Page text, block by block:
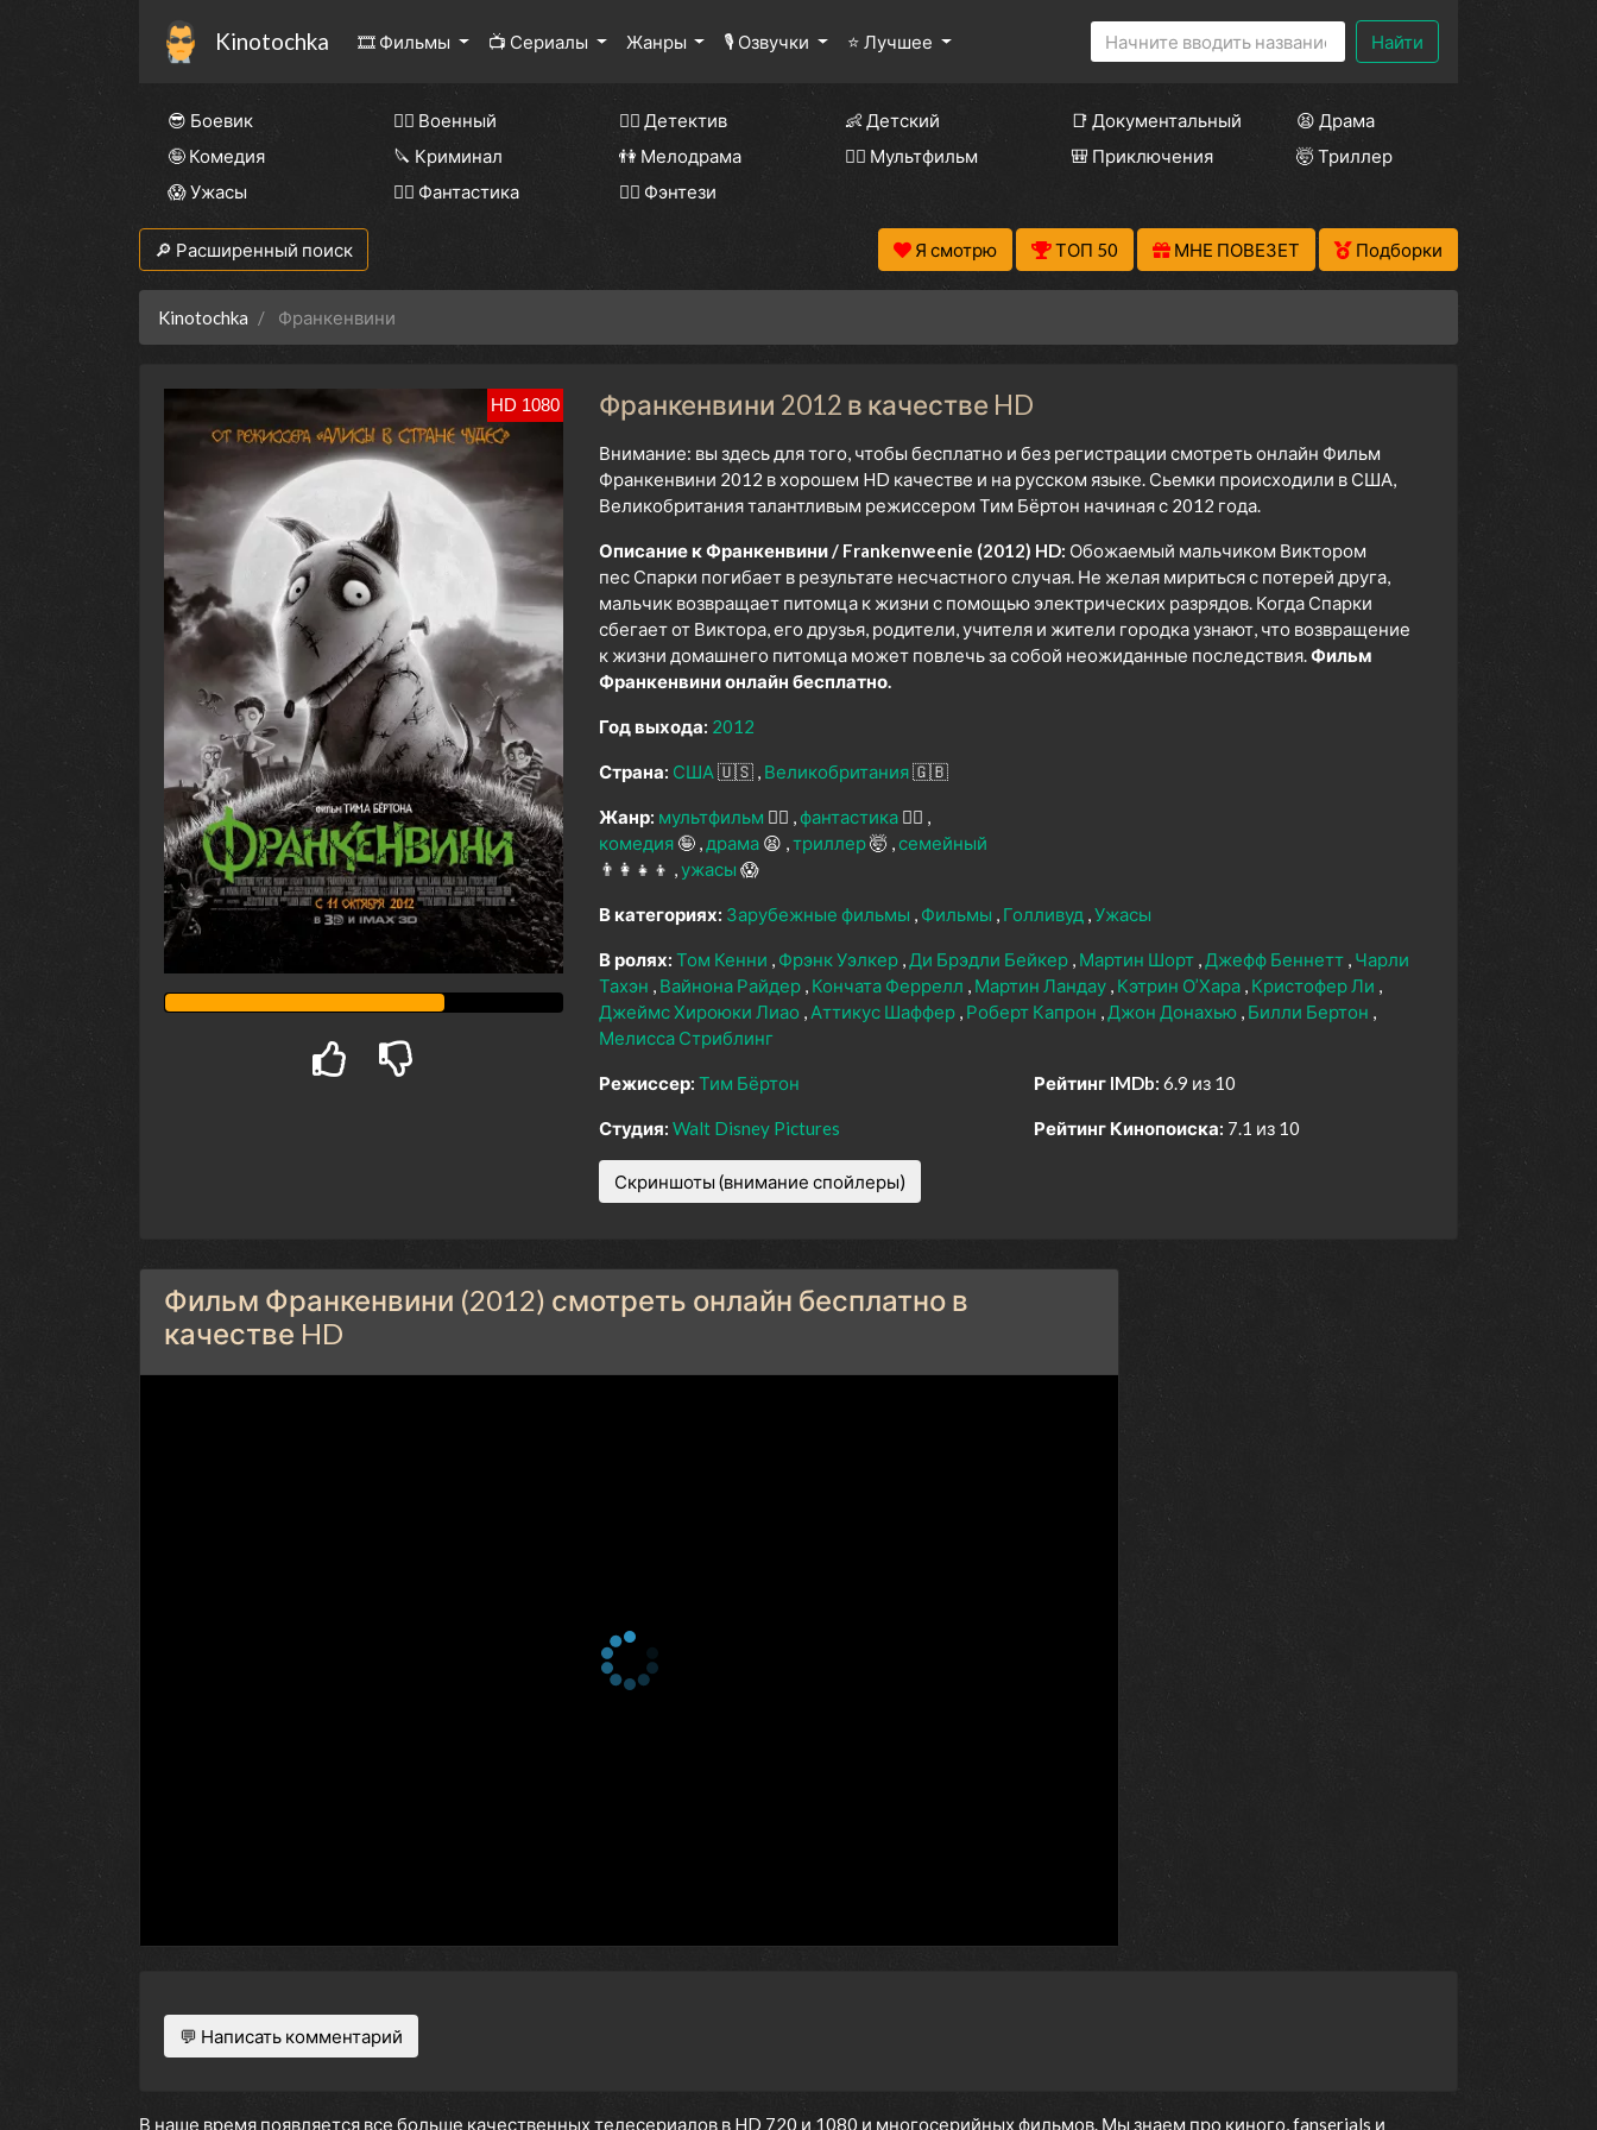
Kinotochka 🎞 Фильмы 📺 Сериалы Жанры 🎙 Озвучки ⭐ Лучшее Найти
😎 Боевик 👨‍✈️ Военный 🕵️‍♂️ Детектив 👶 Детский 📑 Документальный
😫 Драма
🤪 Комедия
🔪 Криминал 👫 Мелодрама 🧚‍♀️ Мультфильм 🎒 Приключения
🤯 Триллер
😱 Ужасы
🧙‍♀️ Фантастика 🧝‍♂️ Фэнтези
🔎 Расширенный поиск Я смотрю ТОП 50 МНЕ ПОВЕЗЕТ Подборки
Kinotochka Франкенвини
HD 1080 Франкенвини 2012 в качестве HD
Внимание: вы здесь для того, чтобы бесплатно и без регистрации смотреть онлайн Фильм
Франкенвини 2012 в хорошем HD качестве и на русском языке. Сьемки происходили в США,
Великобритания талантливым режиссером Тим Бёртон начиная с 2012 года.
Описание к Франкенвини / Frankenweenie (2012) HD: Обожаемый мальчиком Виктором
пес Спарки погибает в результате несчастного случая. Не желая мириться с потерей друга,
мальчик возвращает питомца к жизни с помощью электрических разрядов. Когда Спарки
сбегает от Виктора, его друзья, родители, учителя и жители городка узнают, что возвращение
к жизни домашнего питомца может повлечь за собой неожиданные последствия.Фильм
Франкенвини онлайн бесплатно.
Год выхода: 2012
Страна: США🇺🇸 Великобритания🇬🇧
Жанр: мультфильм 🧚‍♀️ фантастика 🧙‍♀️
комедия 🤪 драма 😫 триллер🤯
семейный
👨‍👩‍👧‍👦
ужасы 😱
В категориях: Зарубежные фильмы Фильмы Голливуд Ужасы
В ролях: Том Кенни Фрэнк Уэлкер Ди Брэдли Бейкер Мартин Шорт Джефф Беннетт Чарли
Тахэн
Вайнона Райдер Кончата Феррелл Мартин Ландау Кэтрин О’Хара Кристофер Ли
Джеймс Хироюки Лиао
Аттикус Шаффер Роберт Капрон Джон Донахью Билли Бертон
Мелисса Стриблинг
Режиссер: Тим Бёртон
Студия: Walt Disney Pictures
Рейтинг IMDb: 6.9 из 10
Рейтинг Кинопоиска: 7.1 из 10
Скриншоты (внимание спойлеры)
Фильм Франкенвини (2012) смотреть онлайн бесплатно в
качестве HD
💬 Написать комментарий
В наше время появляется все больше качественных телесериалов в HD 720 и 1080 и многосерийных фильмов. Мы знаем про киного, fanserials и